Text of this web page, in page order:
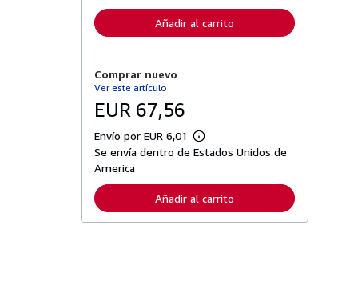
f
o
r
o
b
e
a
Añadir al carrito
Comprar nuevo
Ver este artículo
EUR 67,56
Envío por EUR 6,01
M
á
f
o
r
Se envía dentro de Estados Unidos de
America
Añadir al carrito